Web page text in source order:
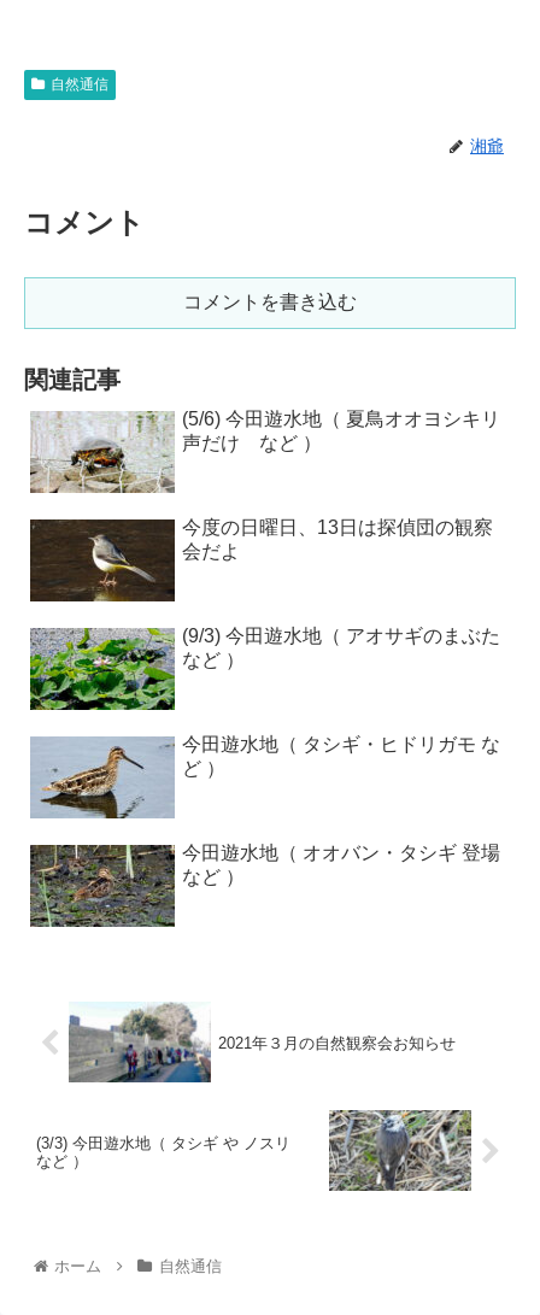
自然通信
湘爺
コメント
コメントを書き込む
関連記事
(5/6) 今田遊水地（ 夏鳥オオヨシキリ
声だけ など ）
今度の日曜日、13日は探偵団の観察
会だよ
(9/3) 今田遊水地（ アオサギのまぶた
など ）
今田遊水地（ タシギ・ヒドリガモ な
ど ）
今田遊水地（ オオバン・タシギ 登場
など ）
2021年３月の自然観察会お知らせ
(3/3) 今田遊水地（ タシギ や ノスリ
など ）
ホーム 自然通信